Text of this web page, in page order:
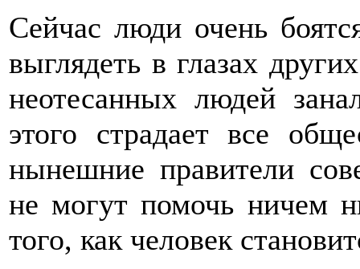
Сейчас люди очень
выглядеть в глазах
неотесанных людей
этого страдает все
нынешние правители
не могут помочь ничем
того, как человек